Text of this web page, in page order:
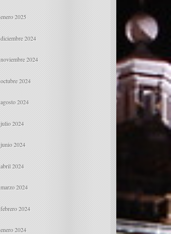
enero 2025
diciembre 2024
noviembre 2024
octubre 2024
agosto 2024
julio 2024
junio 2024
abril 2024
marzo 2024
febrero 2024
enero 2024